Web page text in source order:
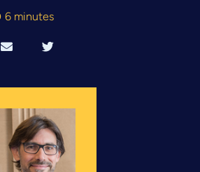
6 minutes